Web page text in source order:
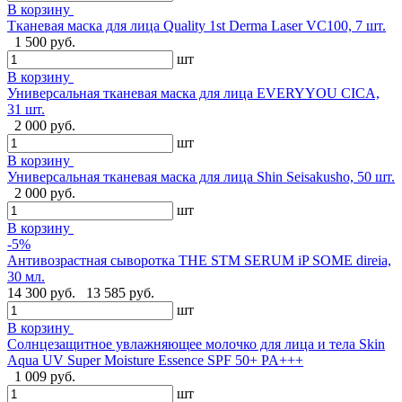
В корзину
Тканевая маска для лица Quality 1st Derma Laser VC100, 7 шт.
1 500 руб.
шт
В корзину
Универсальная тканевая маска для лица EVERYYOU CICA,
31 шт.
2 000 руб.
шт
В корзину
Универсальная тканевая маска для лица Shin Seisakusho, 50 шт.
2 000 руб.
шт
В корзину
-5%
Антивозрастная сыворотка THE STM SERUM iP SOME direia,
30 мл.
14 300 руб.
13 585 руб.
шт
В корзину
Солнцезащитное увлажняющее молочко для лица и тела Skin
Aqua UV Super Moisture Essence SPF 50+ PA+++
1 009 руб.
шт